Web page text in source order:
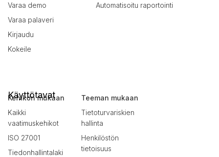
Varaa demo
Varaa palaveri
Kirjaudu
Kokeile
Automatisoitu raportointi
Käyttötavat
Kehikon mukaan
Kaikki
vaatimuskehikot
ISO 27001
Tiedonhallintalaki
Teeman mukaan
Tietoturvariskien
hallinta
Henkilöstön
tietoisuus